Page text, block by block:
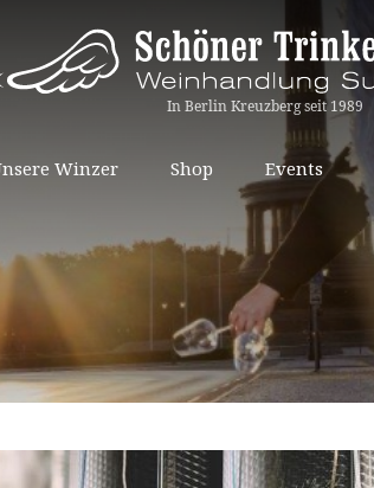
Springe
zum
Inhalt
Winzer Shop Events